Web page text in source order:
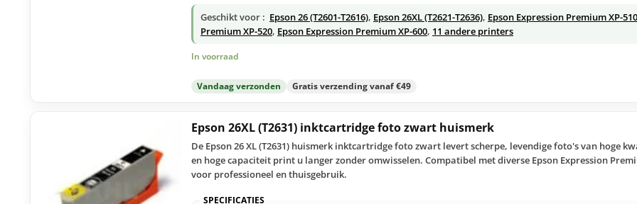
Geschikt voor : Epson 26 (T2601-T2616), Epson 26XL (T2621-T2636), Epson Expression Premium XP-510
Premium XP-520, Epson Expression Premium XP-600, 11 andere printers
In voorraad
Vandaag verzonden Gratis verzending vanaf €49
Epson 26XL (T2631) inktcartridge foto zwart huismerk
De Epson 26 XL (T2631) huismerk inktcartridge foto zwart levert scherpe, levendige foto's van hoge
en hoge capaciteit print u langer zonder omwisselen. Compatibel met diverse Epson Expression
voor professioneel en thuisgebruik.
SPECIFICATIES